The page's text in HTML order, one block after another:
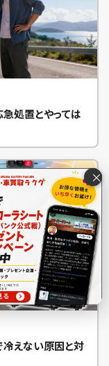
処置とやっては
冷えない原因と対
×